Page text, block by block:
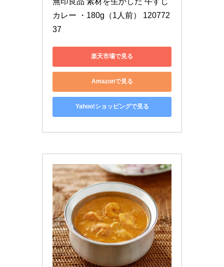
カレー ・180g（1人前） 120772
37
楽天市場で見る
Amazonで見る
Yahoo!ショッピングで見る